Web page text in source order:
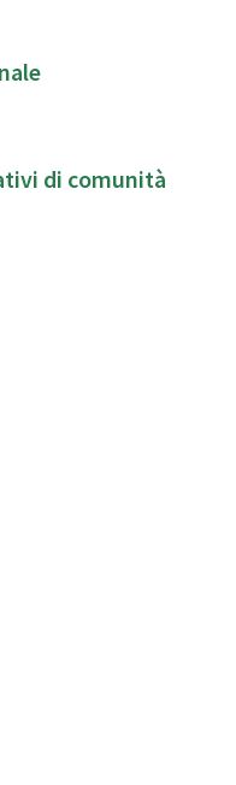
socio-educativi di comunità